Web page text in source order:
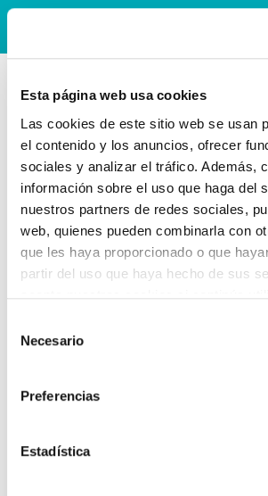
Esta página web usa cookies
Las cookies de este sitio web se usan
el contenido y los anuncios, ofrecer
sociales y analizar el tráfico. Además,
información sobre el uso que haga del
nuestros partners de redes sociales,
web, quienes pueden combinarla con
que les haya proporcionado o que
partir del uso que haya hecho de sus
Necesario
Preferencias
Estadística